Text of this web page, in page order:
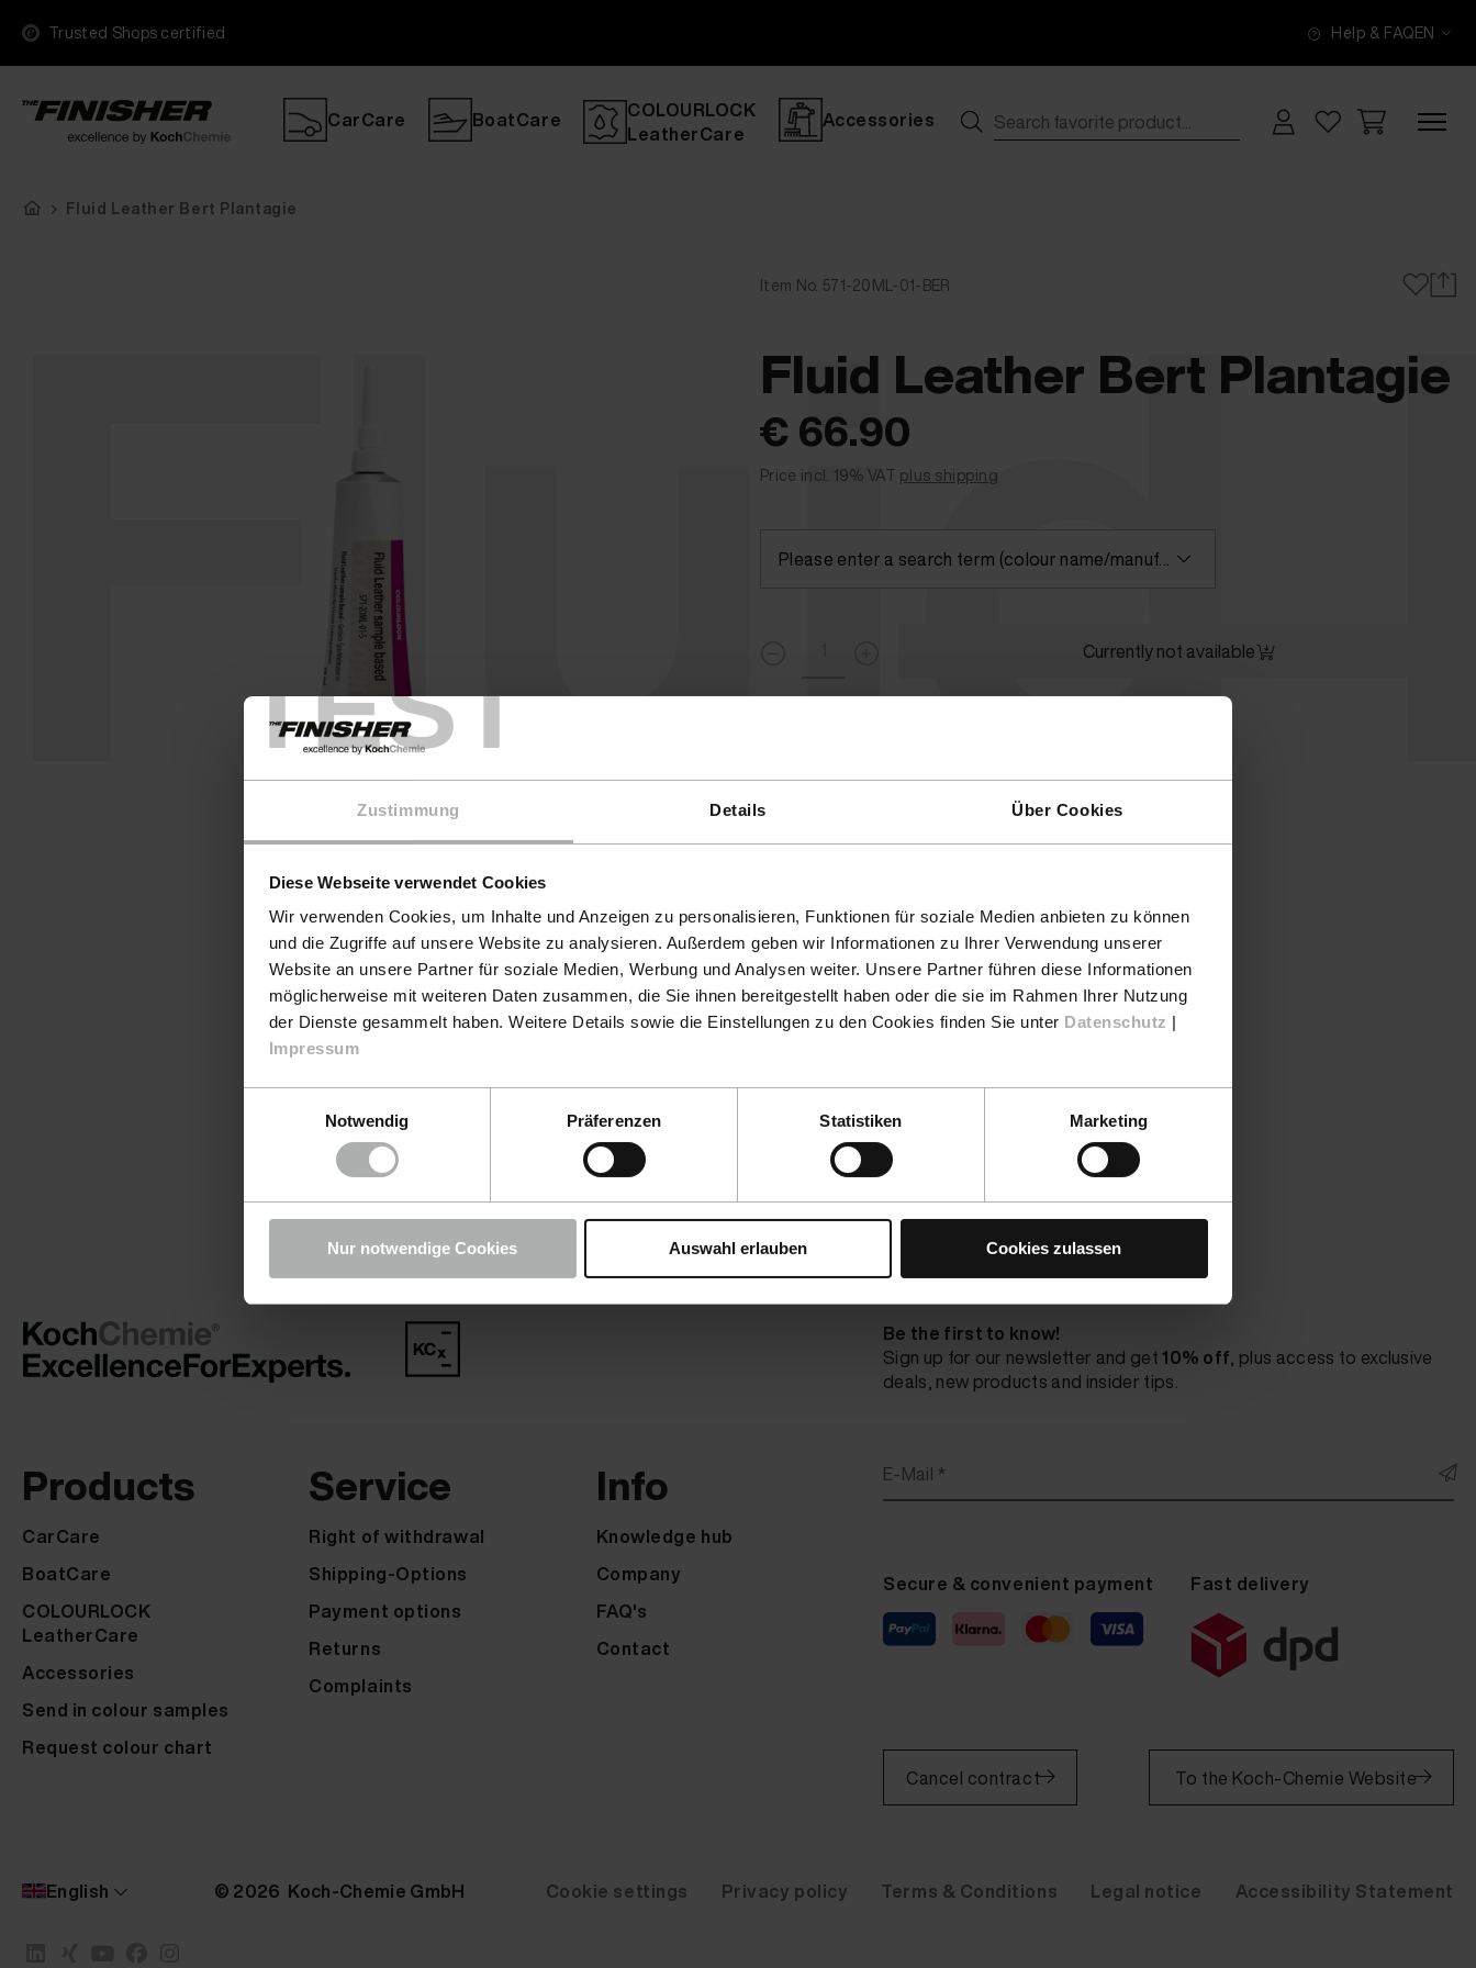
TEST
Zustimmung Details Über Cookies
Diese Webseite verwendet Cookies
Wir verwenden Cookies, um Inhalte und Anzeigen zu personalisieren, Funktionen für soziale Medien anbieten zu können
und die Zugriffe auf unsere Website zu analysieren. Außerdem geben wir Informationen zu Ihrer Verwendung unserer
Website an unsere Partner für soziale Medien, Werbung und Analysen weiter. Unsere Partner führen diese Informationen
möglicherweise mit weiteren Daten zusammen, die Sie ihnen bereitgestellt haben oder die sie im Rahmen Ihrer Nutzung
der Dienste gesammelt haben. Weitere Details sowie die Einstellungen zu den Cookies finden Sie unter Datenschutz |
Impressum
Notwendig
Präferenzen Statistiken Marketing
Nur notwendige Cookies Auswahl erlauben Cookies zulassen
Trusted Shops certified Help & FAQEN
CarCare BoatCare
COLOURLOCK
LeatherCare
Accessories
Fluid Leather Bert Plantagie
Item No. 571-20ML-01-BER
Fluid Leather Bert Plantagie
€ 66.90
Price incl. 19% VAT plus shipping
Please enter a search term (colour name/manufacturer) or select a colour
Currently not available
Products
CarCare
BoatCare
COLOURLOCK
LeatherCare
Accessories
Send in colour samples
Request colour chart
Service
Right of withdrawal
Shipping-Options
Payment options
Returns
Complaints
Info
Knowledge hub
Company
FAQ's
Contact
Be the first to know!
Sign up for our newsletter and get10% off, plus access to exclusive
deals, new products and insider tips.
E-Mail *
Secure & convenient payment Fast delivery
Cancel contract To the Koch-Chemie Website
English © 2026 Koch-Chemie GmbH Cookie settings Privacy policy Terms & Conditions Legal notice Accessibility Statement